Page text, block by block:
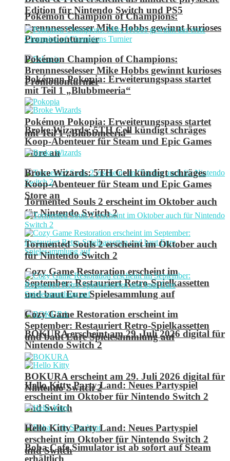
Pokémon Champion of Champions:
Brennnesselesser Mike Hobbs gewinnt kurioses
Promotionturnier
Pokémon Pokopia: Erweiterungspass startet
mit Teil 1 „Blubbmeeria“
Broke Wizards: 5TH Cell kündigt schräges
Koop-Abenteuer für Steam und Epic Games
Store an
Tormented Souls 2 erscheint im Oktober auch
für Nintendo Switch 2
Cozy Game Restoration erscheint im
September: Restauriert Retro-Spielkassetten
und baut Eure Spielesammlung auf
BOKURA erscheint am 29. Juli 2026 digital für
Nintendo Switch 2
Hello Kitty Party Land: Neues Partyspiel
erscheint im Oktober für Nintendo Switch 2
und Switch
Boba Cafe Simulator ist ab sofort auf Steam
erhältlich
Edition für Nintendo Switch und PS5
Pokémon Champion of Champions:
Brennnesselesser Mike Hobbs gewinnt kurioses
Promotionturnier
Pokémon Pokopia: Erweiterungspass startet
mit Teil 1 „Blubbmeeria“
Broke Wizards: 5TH Cell kündigt schräges
Koop-Abenteuer für Steam und Epic Games
Store an
Tormented Souls 2 erscheint im Oktober auch
für Nintendo Switch 2
Cozy Game Restoration erscheint im
September: Restauriert Retro-Spielkassetten
und baut Eure Spielesammlung auf
BOKURA erscheint am 29. Juli 2026 digital für
Nintendo Switch 2
Hello Kitty Party Land: Neues Partyspiel
erscheint im Oktober für Nintendo Switch 2
und Switch